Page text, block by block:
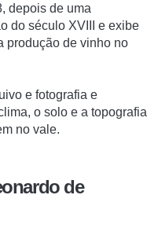
depois de uma
do século XVIII e exibe
produção de vinho no
e fotografia e
o solo e a topografia
no vale.
de